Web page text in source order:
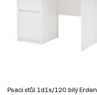
Psací stůl 1d1s/120 bílý Erden